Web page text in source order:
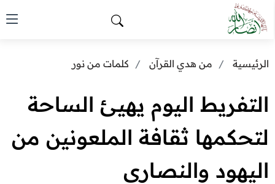
الرئيسية من هدي القرآن كلمات من نور
التفريط اليوم يهيئ الساحة
لتحكمها ثقافة الملعونين من
اليهود والنصارى